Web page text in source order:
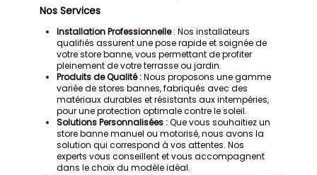
(2 avis)
Nos Services
Installation Professionnelle: Nos installateurs
qualifiés assurent une pose rapide et soignée de
votre store banne, vous permettant de profiter
pleinement de votre terrasse ou jardin.
Produits de Qualité :Nous proposons une gamme
variée de stores bannes, fabriqués avec des
matériaux durables et résistants aux intempéries,
pour une protection optimale contre le soleil.
Solutions Personnalisées :Que vous souhaitiez un
store banne manuel ou motorisé, nous avons la
solution qui correspond à vos attentes. Nos
experts vous conseillent et vous accompagnent
dans le choix du modèle idéal.